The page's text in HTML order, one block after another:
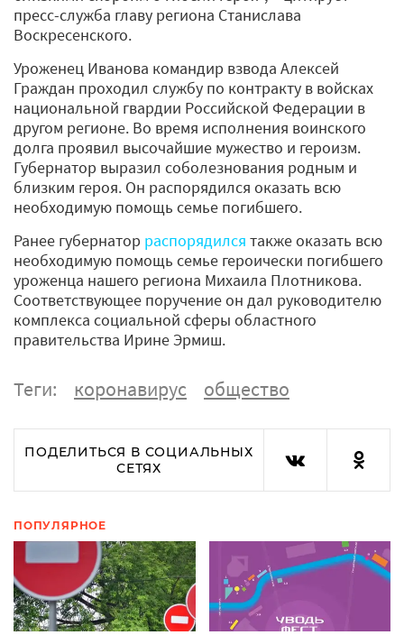
пресс-служба главу региона Станислава
Воскресенского.
Уроженец Иванова командир взвода Алексей
Граждан проходил службу по контракту в войсках
национальной гвардии Российской Федерации в
другом регионе. Во время исполнения воинского
долга проявил высочайшие мужество и героизм.
Губернатор выразил соболезнования родным и
близким героя. Он распорядился оказать всю
необходимую помощь семье погибшего.
Ранее губернатор распорядился также оказать всю
необходимую помощь семье героически погибшего
уроженца нашего региона Михаила Плотникова.
Соответствующее поручение он дал руководителю
комплекса социальной сферы областного
правительства Ирине Эрмиш.
Теги: коронавирус общество
ПОДЕЛИТЬСЯ В СОЦИАЛЬНЫХ
СЕТЯХ
ПОПУЛЯРНОЕ